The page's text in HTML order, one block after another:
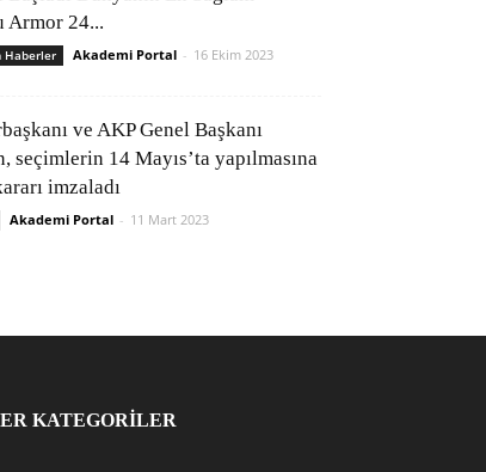
Armor 24...
Haberler Akademi Portal - 16 Ekim 2023
ve AKP Genel Başkanı
seçimlerin 14 Mayıs’ta yapılmasına
imzaladı
Akademi Portal - 11 Mart 2023
KATEGORİLER